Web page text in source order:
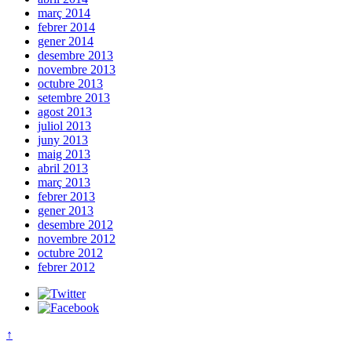
març 2014
febrer 2014
gener 2014
desembre 2013
novembre 2013
octubre 2013
setembre 2013
agost 2013
juliol 2013
juny 2013
maig 2013
abril 2013
març 2013
febrer 2013
gener 2013
desembre 2012
novembre 2012
octubre 2012
febrer 2012
↑